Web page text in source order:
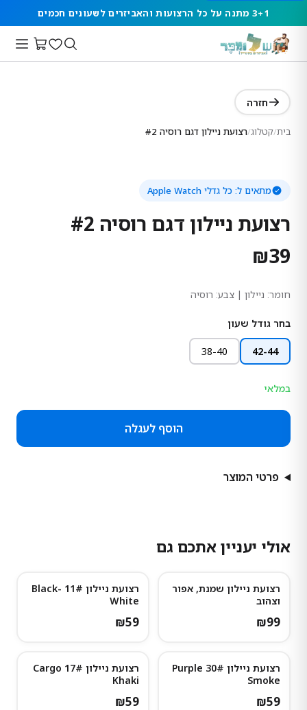
3+1 מתנה על כל הרצועות והאביזרים לשעונים חכמים
חזרה
בית/קטלוג/רצועת ניילון דגם רוסיה #2
מתאים ל: כל גדלי Apple Watch
רצועת ניילון דגם רוסיה #2
₪39
חומר: ניילון | צבע: רוסיה
בחר גודל שעון
42-44
38-40
במלאי
הוסף לעגלה
פרטי המוצר
אולי יעניין אתכם גם
רצועת ניילון שמנת, אפור
וצהוב
₪99
רצועת ניילון 11# Black-
White
₪59
רצועת ניילון 30# Purple
Smoke
₪59
רצועת ניילון 17# Cargo
Khaki
₪59